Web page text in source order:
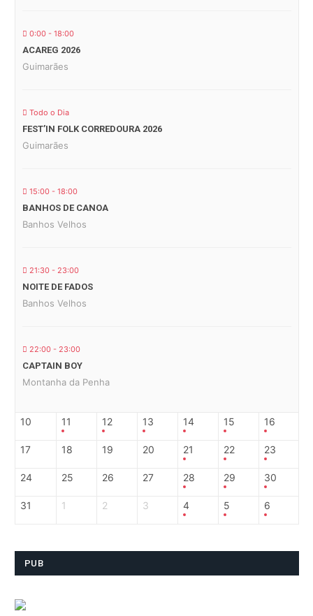
0:00 - 18:00
ACAREG 2026
Guimarães
Todo o Dia
FEST’IN FOLK CORREDOURA 2026
Guimarães
15:00 - 18:00
BANHOS DE CANOA
Banhos Velhos
21:30 - 23:00
NOITE DE FADOS
Banhos Velhos
22:00 - 23:00
CAPTAIN BOY
Montanha da Penha
10 11 12 13 14 15 16
17 18 19 20 21 22 23
24 25 26 27 28 29 30
31 1 2 3 4 5 6
PUB